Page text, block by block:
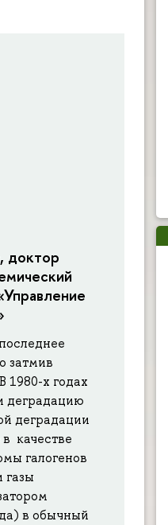
доктор
затмив
1980-х годах
деградацию
деградации
качестве
галогенов
газы
в обычный